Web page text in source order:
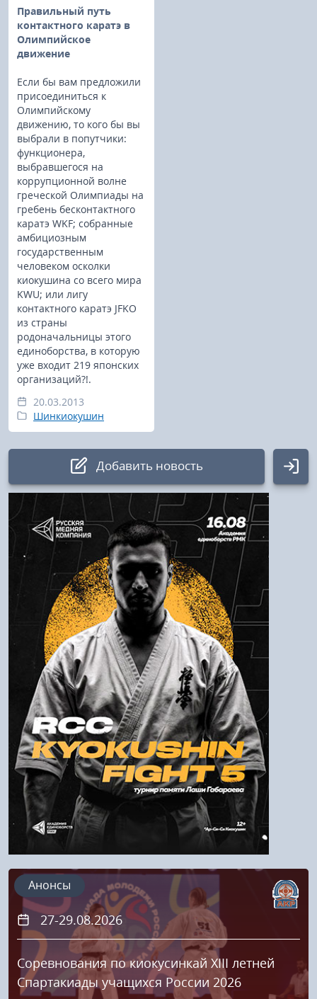
Правильный путь
контактного каратэ в
Олимпийское
движение
Если бы вам предложили
присоединиться к
Олимпийскому
движению, то кого бы вы
выбрали в попутчики:
функционера,
выбравшегося на
коррупционной волне
греческой Олимпиады на
гребень бесконтактного
каратэ WKF; собранные
амбициозным
государственным
человеком осколки
киокушина со всего мира
KWU; или лигу
контактного каратэ JFKO
из страны
родоначальницы этого
единоборства, в которую
уже входит 219 японских
организаций?!.
20.03.2013
Шинкиокушин
Добавить новость
Авторизация
Логин:
Пароль
Войти
Напомнить пароль
Регистрация
27-29.08.2026
Соревнования по киокусинкай XIII летней
Спартакиады учащихся России 2026
Анонсы